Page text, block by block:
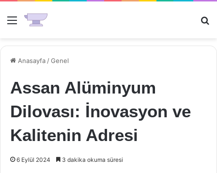
Menü
Anasayfa /Genel
Assan Alüminyum
Dilovası: İnovasyon ve
Kalitenin Adresi
6 Eylül 2024 3 dakika okuma süresi